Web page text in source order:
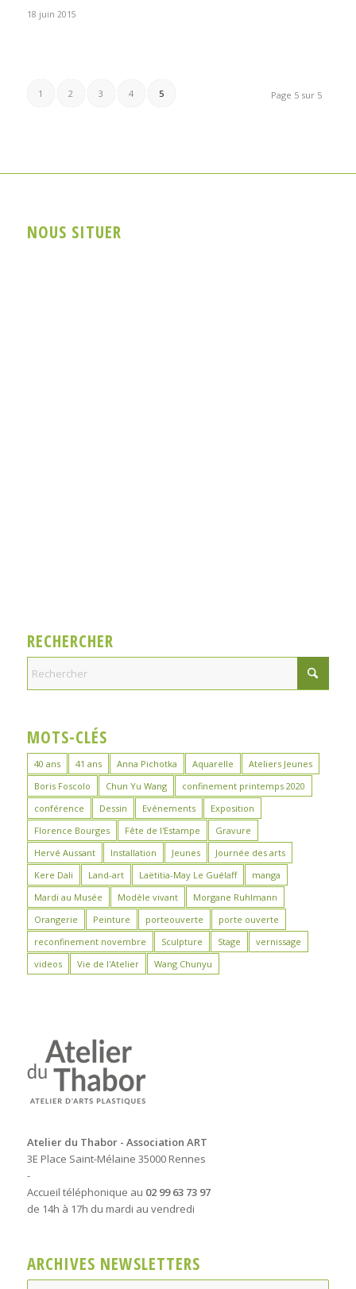
18 juin 2015
Page 5 sur 5
1 2 3 4 5
NOUS SITUER
RECHERCHER
MOTS-CLÉS
40 ans 41 ans Anna Pichotka Aquarelle
Ateliers Jeunes
Boris Foscolo
Chun Yu Wang
confinement printemps 2020
conférence
Dessin Evénements
Exposition
Florence Bourges
Fête de l'Estampe
Gravure
Hervé Aussant
Installation Jeunes
Journée des arts
Kere Dali
Land-art Laëtitia-May Le Guélaff
manga
Mardi au Musée
Modèle vivant
Morgane Ruhlmann
Orangerie
Peinture porteouverte
porte ouverte
reconfinement novembre
Sculpture Stage
vernissage
videos
Vie de l'Atelier Wang Chunyu
Atelier du Thabor - Association ART
3E Place Saint-Mélaine 35000 Rennes
-
Accueil téléphonique au 02 99 63 73 97
de 14h à 17h du mardi au vendredi
ARCHIVES NEWSLETTERS